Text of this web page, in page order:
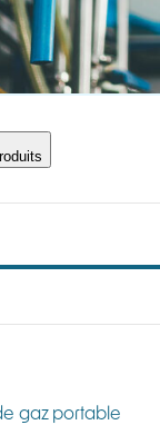
gaz portable